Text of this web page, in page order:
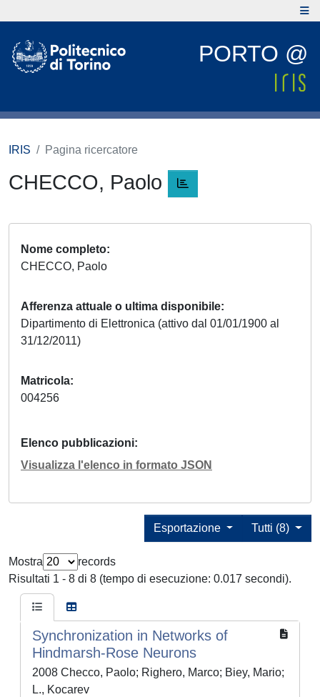
PORTO @
IRIS Pagina ricercatore
CHECCO, Paolo
Nome completo
CHECCO, Paolo
Afferenza attuale o ultima disponibile
Dipartimento di Elettronica (attivo dal 01/01/1900 al
31/12/2011)
Matricola
004256
Elenco pubblicazioni
Visualizza l'elenco in formato JSON
Tutti (8)
Esportazione
Mostra
records
Risultati 1 - 8 di 8 (tempo di esecuzione: 0.017 secondi).
Synchronization in Networks of
Hindmarsh-Rose Neurons
2008 Checco, Paolo; Righero, Marco; Biey, Mario;
L., Kocarev